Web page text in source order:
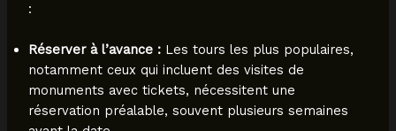
:
Réserver à l’avance :Les tours les plus populaires,
notamment ceux qui incluent des visites de
monuments avec tickets, nécessitent une
réservation préalable, souvent plusieurs semaines